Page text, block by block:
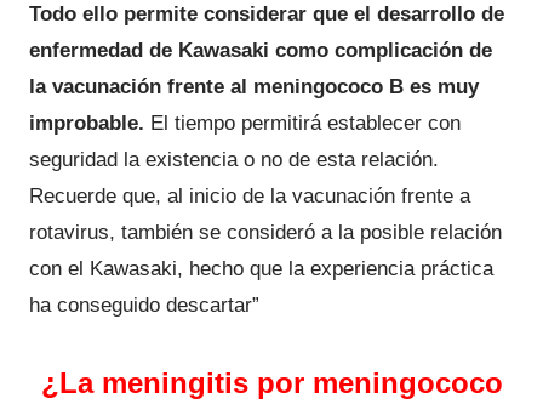
Todo ello permite considerar que el desarrollo de
enfermedad de Kawasaki como complicación de
la vacunación frente al meningococo B es muy
improbable. El tiempo permitirá establecer con
seguridad la existencia o no de esta relación.
Recuerde que, al inicio de la vacunación frente a
rotavirus, también se consideró a la posible relación
con el Kawasaki, hecho que la experiencia práctica
ha conseguido descartar”
¿La meningitis por meningococo